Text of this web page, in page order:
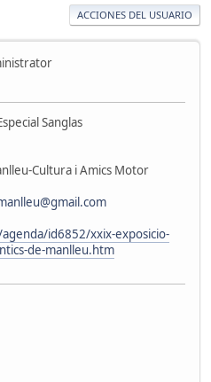
ACCIONES DEL USUARIO
Sanglas
Cultura i Amics Motor
id6852/xxix-exposicio-
de-manlleu.htm